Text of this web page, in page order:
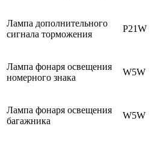
Лампа дополнительного
сигнала торможения
P21W
Лампа фонаря освещения
номерного знака
W5W
Лампа фонаря освещения
багажника
W5W